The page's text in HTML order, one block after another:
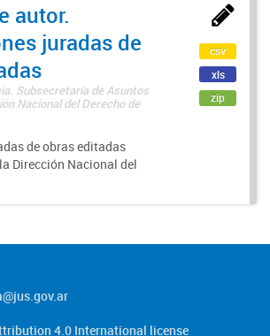
autor.
juradas de
Subsecretaría de Asuntos
Nacional del Derecho de
de obras editadas
Dirección Nacional del
csv
xls
zip
4.0 International license